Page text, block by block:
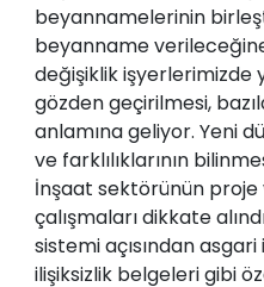
beyannamelerinin
beyanname
değişiklik işyerlerimizde
gözden geçirilmesi,
anlamına geliyor. Yeni
ve farklılıklarının
İnşaat sektörünün proje
çalışmaları dikkate
sistemi açısından
ilişiksizlik belgeleri gibi